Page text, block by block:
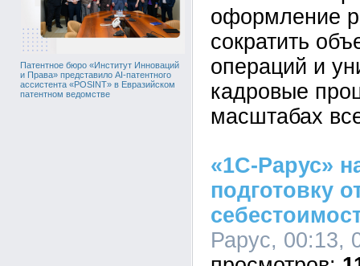
Патентное бюро «Институт Инноваций
и Права» представило AI-патентного
ассистента «POSINT» в Евразийском
патентном ведомстве
оформление
сократить
операций и
кадровые
масштабах
«1С-Рарус»
подготовку
Рарус, 00:13,